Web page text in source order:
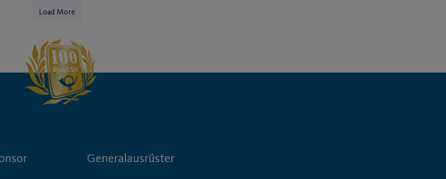
Load More
Generalausrüster